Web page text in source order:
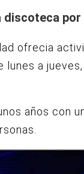
por
ofrecia
lunes a
años con